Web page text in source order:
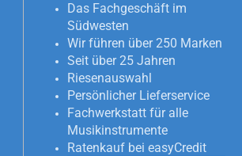
Das Fachgeschäft im
Südwesten
Wir führen über 250 Marken
Seit über 25 Jahren
Riesenauswahl
Persönlicher Lieferservice
Fachwerkstatt für alle
Musikinstrumente
Ratenkauf bei easyCredit